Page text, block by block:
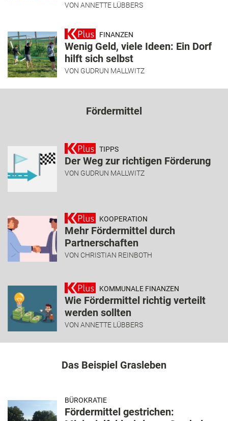
VON ANNETTE LÜBBERS
FINANZEN
Wenig Geld, viele Ideen: Ein Dorf
hilft sich selbst
VON GUDRUN MALLWITZ
Fördermittel
TIPPS
Der Weg zur richtigen Förderung
VON GUDRUN MALLWITZ
KOOPERATION
Mehr Fördermittel durch
Partnerschaften
VON CHRISTIAN REINBOTH
KOMMUNALE FINANZEN
Wie Fördermittel richtig verteilt
werden sollten
VON ANNETTE LÜBBERS
Das Beispiel Grasleben
BÜROKRATIE
Fördermittel gestrichen: